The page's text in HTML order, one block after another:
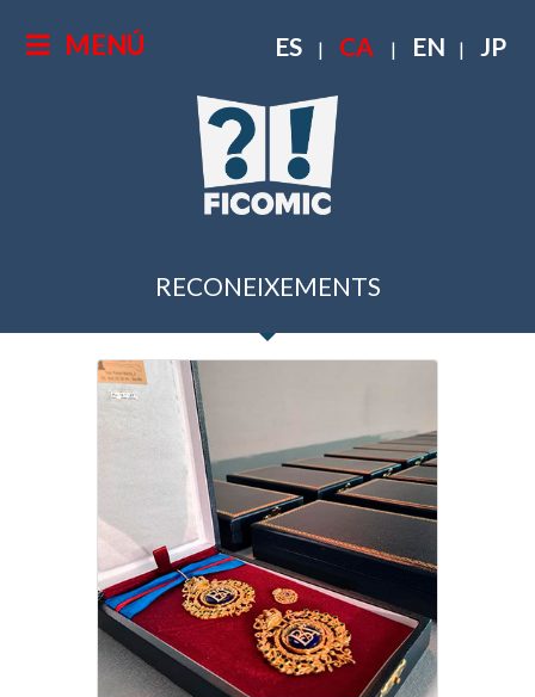
MENÚ ES | CA | EN | JP
RECONEIXEMENTS